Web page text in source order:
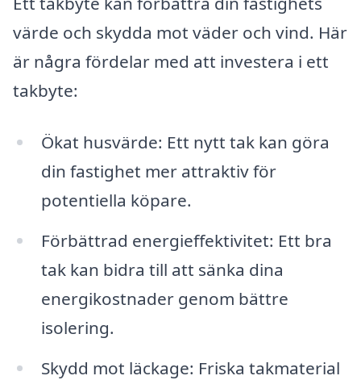
värde och skydda mot väder och vind. Här
är några fördelar med att investera i ett
takbyte:
Ökat husvärde: Ett nytt tak kan göra
din fastighet mer attraktiv för
potentiella köpare.
Förbättrad energieffektivitet: Ett bra
tak kan bidra till att sänka dina
energikostnader genom bättre
isolering.
Skydd mot läckage: Friska takmaterial